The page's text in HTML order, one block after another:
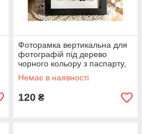
Фоторамка вертикальна для
фотографій під дерево
чорного кольору з паспарту,
10х15 см.
Немає в наявності
120 ₴